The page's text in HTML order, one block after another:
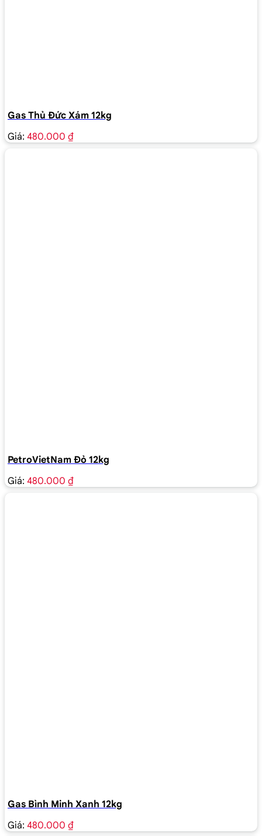
Gas Thủ Đức Xám 12kg
Giá: 480.000 ₫
PetroVietNam Đỏ 12kg
Giá: 480.000 ₫
Gas Bình Minh Xanh 12kg
Giá: 480.000 ₫